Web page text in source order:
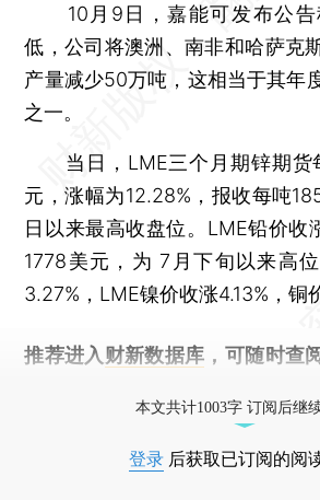
10月9日，嘉能可发布公告
低，公司将澳洲、南非和哈萨克
产量减少50万吨，这相当于其年
之一。
当日，LME三个月期锌期货
元，涨幅为12.28%，报收每吨
日以来最高收盘位。LME铅价收
1778美元，为 7月下旬以来高
3.27%，LME镍价收涨4.13%，铜
推荐进入 财新数据库 ，可随时查
本文共计1003字 订阅后继
登录 后获取已订阅的阅